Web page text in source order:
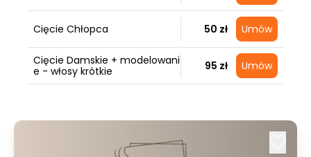
Cięcie Chłopca 50 zł Umów
Cięcie Damskie + modelowani
e - włosy krótkie
95 zł Umów